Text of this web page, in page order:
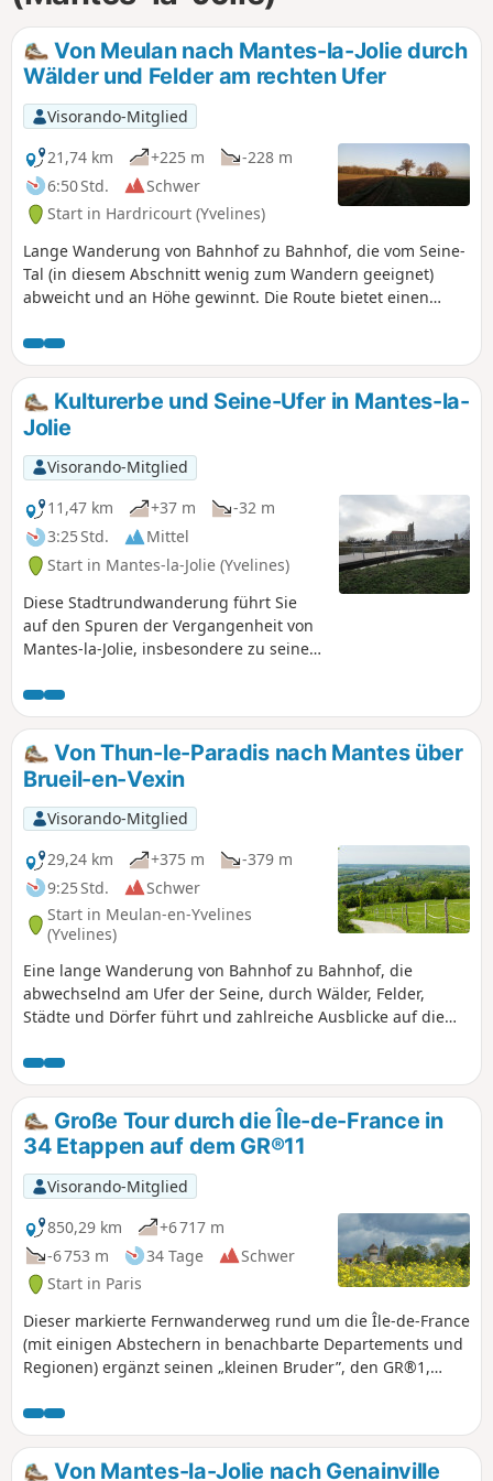
Von Meulan nach Mantes-la-Jolie durch
Wälder und Felder am rechten Ufer
Visorando-Mitglied
21,74 km
+225 m
-228 m
6:50 Std.
Schwer
Start in Hardricourt (Yvelines)
Lange Wanderung von Bahnhof zu Bahnhof, die vom Seine-
Tal (in diesem Abschnitt wenig zum Wandern geeignet)
abweicht und an Höhe gewinnt. Die Route bietet einen
Felder mit weitreichenden Ausblicken. Es erwartet Sie ein
schönes Kulturerbe mit zwei schönen romanischen Kirchen
im ersten Teil und, am Ende und als Höhepunkt, der
gotischen Stiftskirche von Mantes-la-Jolie.
Kulturerbe und Seine-Ufer in Mantes-la-
Jolie
Visorando-Mitglied
11,47 km
+37 m
-32 m
3:25 Std.
Mittel
Start in Mantes-la-Jolie (Yvelines)
Diese Stadtrundwanderung führt Sie
auf den Spuren der Vergangenheit von
Mantes-la-Jolie, insbesondere zu seiner
dem Rückweg wandern Sie entlang der
Seine.
Von Thun-le-Paradis nach Mantes über
Brueil-en-Vexin
Visorando-Mitglied
29,24 km
+375 m
-379 m
9:25 Std.
Schwer
Start in Meulan-en-Yvelines
(Yvelines)
Eine lange Wanderung von Bahnhof zu Bahnhof, die
abwechselnd am Ufer der Seine, durch Wälder, Felder,
Städte und Dörfer führt und zahlreiche Ausblicke auf die
gesäumt von historischen Sehenswürdigkeiten, erinnert
auch daran, dass in dieser Region im August 1944 heftige
Kämpfe stattfanden.
Große Tour durch die Île-de-France in
34 Etappen auf dem GR®11
Visorando-Mitglied
850,29 km
+6 717 m
-6 753 m
34 Tage
Schwer
Start in Paris
Dieser markierte Fernwanderweg rund um die Île-de-France
(mit einigen Abstechern in benachbarte Departements und
Regionen) ergänzt seinen „kleinen Bruder”, den GR®1,
Regel etwas größer ist. Er folgt dem gleichen
Gesamtmuster: Zunächst verläuft er radial von Paris aus
(genauer gesagt von der Pont d'Austerlitz in der Nähe des
Von Mantes-la-Jolie nach Genainville